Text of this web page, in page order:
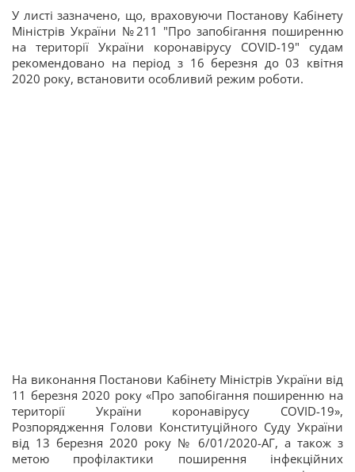
У листі зазначено, що, враховуючи Постанову Кабінету
Міністрів України №211 "Про запобігання поширенню
на території України коронавірусу COVID-19" судам
рекомендовано на період з 16 березня до 03 квітня
2020 року, встановити особливий режим роботи.
На виконання Постанови Кабінету Міністрів України від
11 березня 2020 року «Про запобігання поширенню на
території України коронавірусу COVID-19»,
Розпорядження Голови Конституційного Суду України
від 13 березня 2020 року № 6/01/2020-АГ, а також з
метою профілактики поширення інфекційних